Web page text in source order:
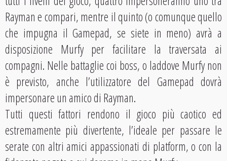
Rayman e compari, mentre il quinto (o comunque quello
che impugna il Gamepad, se siete in meno) avrà a
disposizione Murfy per facilitare la traversata ai
compagni. Nelle battaglie coi boss, o laddove Murfy non
è previsto, anche l’utilizzatore del Gamepad dovrà
impersonare un amico di Rayman.
Tutti questi fattori rendono il gioco più caotico ed
estremamente più divertente, l’ideale per passare le
serate con altri amici appassionati di platform, o con la